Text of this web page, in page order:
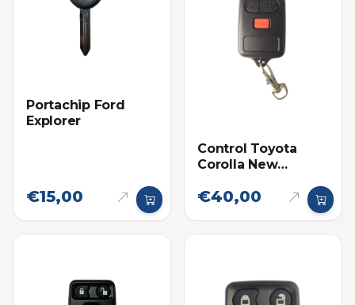
Portachip Ford
Explorer
€15,00
Control Toyota
Corolla New
€40,00